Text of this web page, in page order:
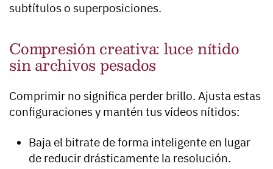
subtítulos o superposiciones.
Compresión creativa: luce nítido
sin archivos pesados
Comprimir no significa perder brillo. Ajusta estas
configuraciones y mantén tus vídeos nítidos:
Baja el bitrate de forma inteligente en lugar
de reducir drásticamente la resolución.